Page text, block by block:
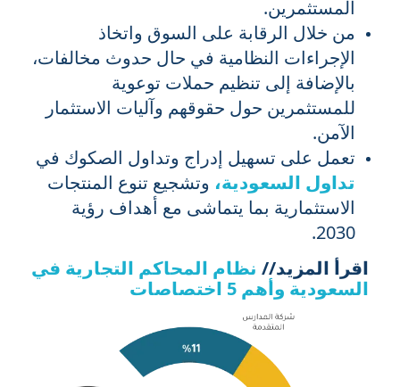
المستثمرين.
من خلال الرقابة على السوق واتخاذ
الإجراءات النظامية في حال حدوث مخالفات،
بالإضافة إلى تنظيم حملات توعوية
للمستثمرين حول حقوقهم وآليات الاستثمار
الآمن.
تعمل على تسهيل إدراج وتداول الصكوك في
تداول السعودية، وتشجيع تنوع المنتجات
الاستثمارية بما يتماشى مع أهداف رؤية
2030.
اقرأ المزيد// نظام المحاكم التجارية في
السعودية وأهم 5 اختصاصات